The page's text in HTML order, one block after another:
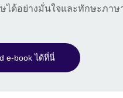
ด้อย่างมั่นใจและทักษะภาษ
e-book ได้ที่นี่